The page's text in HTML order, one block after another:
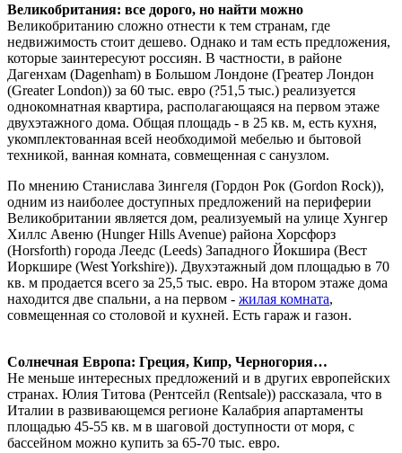
Великобритания: все дорого, но найти можно
Великобританию сложно отнести к тем странам, где
недвижимость стоит дешево. Однако и там есть предложения,
которые заинтересуют россиян. В частности, в районе
Дагенхам (Dagenham) в Большом Лондоне (Греатер Лондон
(Greater London)) за 60 тыс. евро (?51,5 тыс.) реализуется
однокомнатная квартира, располагающаяся на первом этаже
двухэтажного дома. Общая площадь - в 25 кв. м, есть кухня,
укомплектованная всей необходимой мебелью и бытовой
техникой, ванная комната, совмещенная с санузлом.
По мнению Станислава Зингеля (Гордон Рок (Gordon Rock)),
одним из наиболее доступных предложений на периферии
Великобритании является дом, реализуемый на улице Хунгер
Хиллс Авеню (Hunger Hills Avenue) района Хорсфорз
(Horsforth) города Леедс (Leeds) Западного Йокшира (Вест
Иоркшире (West Yorkshire)). Двухэтажный дом площадью в 70
кв. м продается всего за 25,5 тыс. евро. На втором этаже дома
находится две спальни, а на первом - жилая комната,
совмещенная со столовой и кухней. Есть гараж и газон.
Солнечная Европа: Греция, Кипр, Черногория…
Не меньше интересных предложений и в других европейских
странах. Юлия Титова (Рентсейл (Rentsale)) рассказала, что в
Италии в развивающемся регионе Калабрия апартаменты
площадью 45-55 кв. м в шаговой доступности от моря, с
бассейном можно купить за 65-70 тыс. евро.